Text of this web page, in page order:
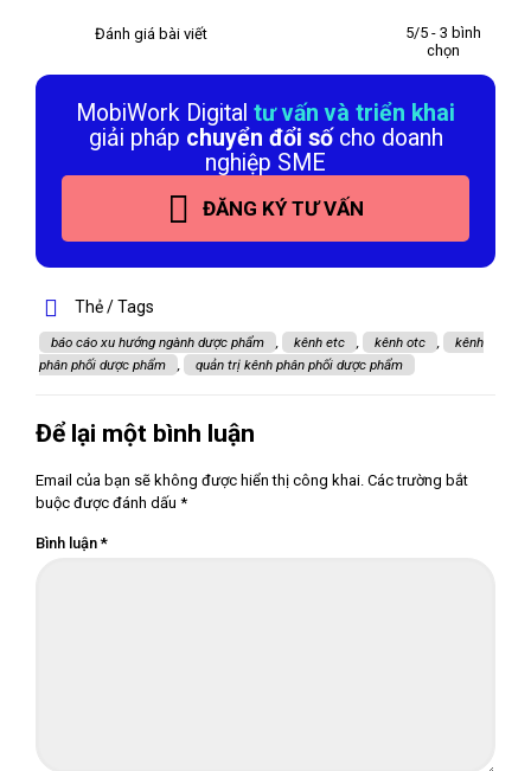
Đánh giá bài viết
5/5 - 3 bình
chọn
MobiWork Digital tư vấn và triển khai
giải pháp chuyển đổi sốcho doanh
nghiệp SME
ĐĂNG KÝ TƯ VẤN
Thẻ / Tags
báo cáo xu hướng ngành dược phẩm kênh etc kênh otc
kênh
phân phối dược phẩm
quản trị kênh phân phối dược phẩm
Để lại một bình luận
Email của bạn sẽ không được hiển thị công khai. Các trường bắt
buộc được đánh dấu *
Bình luận *